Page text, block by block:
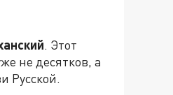
. Этот
не десятков, а
Русской.